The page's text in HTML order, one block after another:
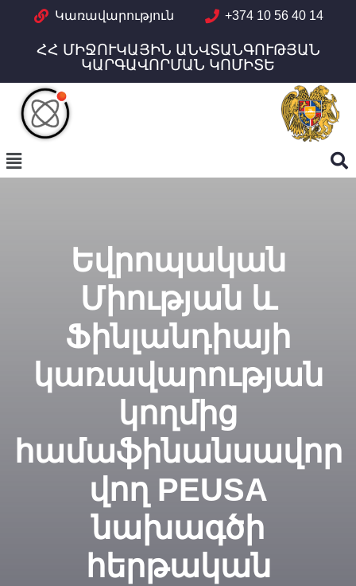
Կառավարություն +374 10 56 40 14
ՀՀ ՄԻՋՈՒԿԱՅԻՆ ԱՆՎՏԱՆԳՈՒԹՅԱՆ
ԿԱՐԳԱՎՈՐՄԱՆ ԿՈՄԻՏԵ
Եվրոպական
Միության և
Ֆինլանդիայի
կառավարության
կողմից
համաֆինանսավոր
վող PEUSA
նախագծի
հերթական